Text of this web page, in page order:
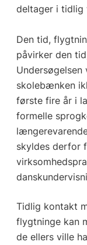
deltager i tidlig
Den tid,
påvirker den
skolebænken
første fire år i
formelle
skyldes derfor
Tidlig kontakt
flygtninge kan
de ellers ville